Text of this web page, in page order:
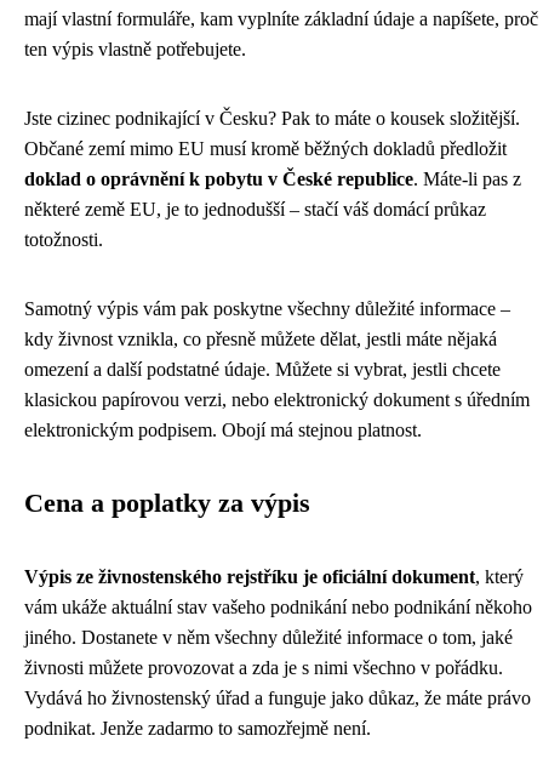
mají vlastní formuláře, kam vyplníte základní údaje a napíšete, proč
ten výpis vlastně potřebujete.
Jste cizinec podnikající v Česku? Pak to máte o kousek složitější.
Občané zemí mimo EU musí kromě běžných dokladů předložit
doklad o oprávnění k pobytu v České republice. Máte-li pas z
některé země EU, je to jednodušší – stačí váš domácí průkaz
totožnosti.
Samotný výpis vám pak poskytne všechny důležité informace –
kdy živnost vznikla, co přesně můžete dělat, jestli máte nějaká
omezení a další podstatné údaje. Můžete si vybrat, jestli chcete
klasickou papírovou verzi, nebo elektronický dokument s úředním
elektronickým podpisem. Obojí má stejnou platnost.
Cena a poplatky za výpis
Výpis ze živnostenského rejstříku je oficiální dokument, který
vám ukáže aktuální stav vašeho podnikání nebo podnikání někoho
jiného. Dostanete v něm všechny důležité informace o tom, jaké
živnosti můžete provozovat a zda je s nimi všechno v pořádku.
Vydává ho živnostenský úřad a funguje jako důkaz, že máte právo
podnikat. Jenže zadarmo to samozřejmě není.